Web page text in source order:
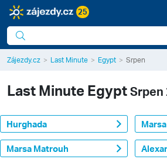
25
Zájezdy.cz Last Minute Egypt Srpen
Last MinuteEgyptSrpen
Hurghada
Marsa Matrouh